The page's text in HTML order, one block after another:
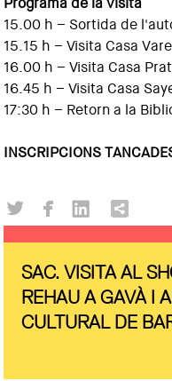
15.00 h – Sortida de
15.15 h – Visita Casa
16.00 h – Visita Casa
16.45 h – Visita Casa
17:30 h – Retorn a la
INSCRIPCIONS
SAC. VISITA AL
REHAU A GAVÀ I
CULTURAL DE